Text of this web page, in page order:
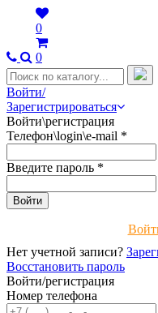
0
0
Войти/
Зарегистрироваться
Войти\регистрация
Телефон\login\e-mail *
Введите пароль *
Нет учетной записи?
Восстановить пароль
Войти/регистрация
Номер телефона